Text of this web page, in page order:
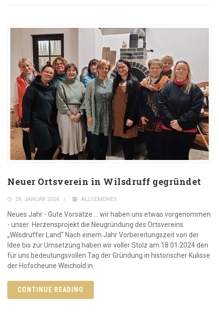
Neuer Ortsverein in Wilsdruff gegründet
29. JANUAR 2024 ALLGEMEINES
Neues Jahr - Gute Vorsätze … wir haben uns etwas vorgenommen
- unser Herzensprojekt die Neugründung des Ortsvereins
„Wilsdruffer Land“ Nach einem Jahr Vorbereitungszeit von der
Idee bis zur Umsetzung haben wir voller Stolz am 18.01.2024 den
für uns bedeutungsvollen Tag der Gründung in historischer Kulisse
der Hofscheune Weichold in
CONTINUE READING